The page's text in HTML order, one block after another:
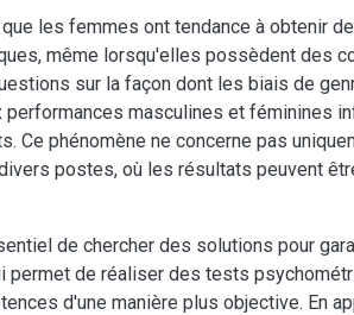
les femmes ont tendance à obtenir
même lorsqu'elles possèdent des
sur la façon dont les biais de
masculines et féminines
Ce phénomène ne concerne pas
postes, où les résultats peuvent
de chercher des solutions pour
de réaliser des tests
d'une manière plus objective. En